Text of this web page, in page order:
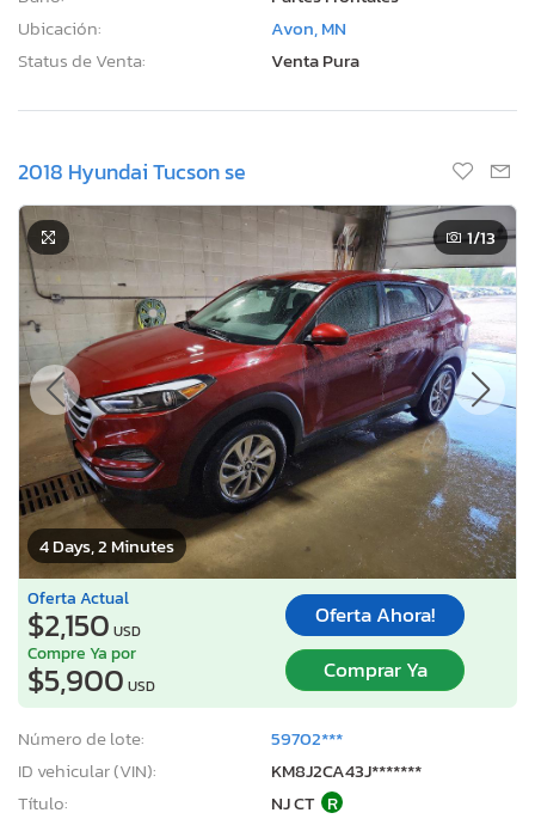
Ubicación:
Avon, MN
Status de Venta:
Venta Pura
2018 Hyundai Tucson se
4 Days, 2 Minutes
1/13
Oferta Actual
$2,150 USD
Oferta Ahora!
Compre Ya por
$5,900 USD
Comprar Ya
Número de lote:
59702***
ID vehicular (VIN):
KM8J2CA43J*******
Título:
NJ CT R